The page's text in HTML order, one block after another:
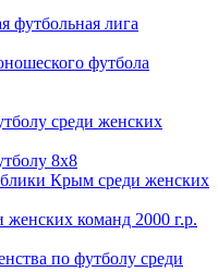
футбольная лига
футбола
среди женских
8х8
Крым среди женских
женских команд 2000 г.р.
по футболу среди